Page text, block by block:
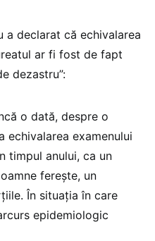
a declarat că echivalarea
ar fi fost de fapt
dezastru”:
o dată, despre o
echivalarea examenului
timpul anului, ca un
ferește, un
În situația în care
epidemiologic